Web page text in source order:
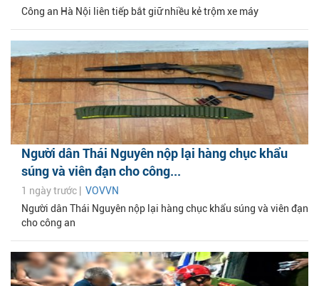
Công an Hà Nội liên tiếp bắt giữ nhiều kẻ trộm xe máy
Người dân Thái Nguyên nộp lại hàng chục khẩu
súng và viên đạn cho công...
1 ngày trước | VOVVN
Người dân Thái Nguyên nộp lại hàng chục khẩu súng và viên đạn
cho công an